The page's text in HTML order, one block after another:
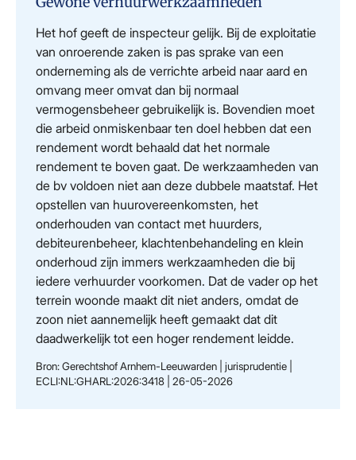
Het hof geeft de inspecteur gelijk. Bij de exploitatie
van onroerende zaken is pas sprake van een
onderneming als de verrichte arbeid naar aard en
omvang meer omvat dan bij normaal
vermogensbeheer gebruikelijk is. Bovendien moet
die arbeid onmiskenbaar ten doel hebben dat een
rendement wordt behaald dat het normale
rendement te boven gaat. De werkzaamheden van
de bv voldoen niet aan deze dubbele maatstaf. Het
opstellen van huurovereenkomsten, het
onderhouden van contact met huurders,
debiteurenbeheer, klachtenbehandeling en klein
onderhoud zijn immers werkzaamheden die bij
iedere verhuurder voorkomen. Dat de vader op het
terrein woonde maakt dit niet anders, omdat de
zoon niet aannemelijk heeft gemaakt dat dit
daadwerkelijk tot een hoger rendement leidde.
Bron: Gerechtshof Arnhem-Leeuwarden | jurisprudentie |
ECLI:NL:GHARL:2026:3418 | 26-05-2026